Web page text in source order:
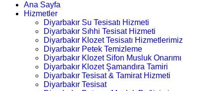
Ana Sayfa
Hizmetler
Diyarbakır Su Tesisatı Hizmeti
Diyarbakır Sıhhi Tesisat Hizmeti
Diyarbakır Klozet Tesisatı Hizmetlerimiz
Diyarbakır Petek Temizleme
Diyarbakır Klozet Sifon Musluk Onarımı
Diyarbakır Klozet Şamandıra Tamiri
Diyarbakır Tesisat & Tamirat Hizmeti
Diyarbakır Tesisat